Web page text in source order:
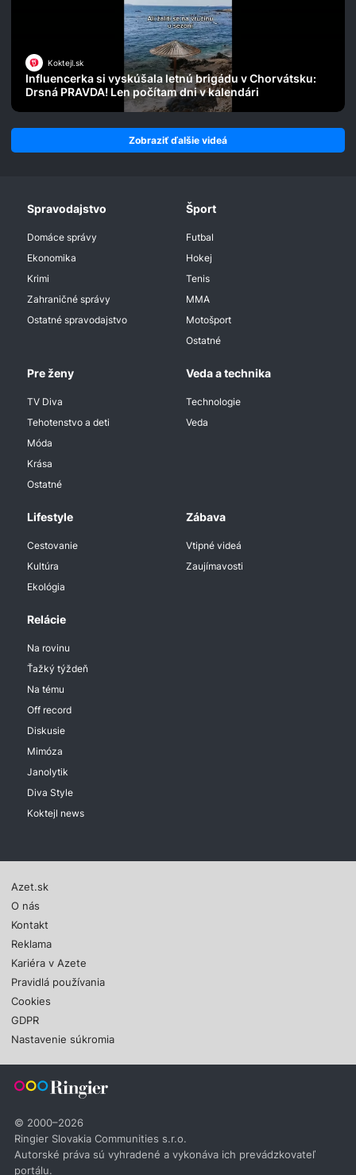
Koktejl.sk
Influencerka si vyskúšala letnú brigádu v Chorvátsku:
Drsná PRAVDA! Len počítam dni v kalendári
Zobraziť ďalšie videá
Spravodajstvo
Domáce správy
Ekonomika
Krimi
Zahraničné správy
Ostatné spravodajstvo
Šport
Futbal
Hokej
Tenis
MMA
Motošport
Ostatné
Pre ženy
TV Diva
Tehotenstvo a deti
Móda
Krása
Ostatné
Veda a technika
Technologie
Veda
Lifestyle
Cestovanie
Kultúra
Ekológia
Zábava
Vtipné videá
Zaujímavosti
Relácie
Na rovinu
Ťažký týždeň
Na tému
Off record
Diskusie
Mimóza
Janolytik
Diva Style
Koktejl news
Azet.sk
O nás
Kontakt
Reklama
Kariéra v Azete
Pravidlá používania
Cookies
GDPR
Nastavenie súkromia
© 2000–2026
Ringier Slovakia Communities s.r.o.
Autorské práva sú vyhradené a vykonáva ich prevádzkovateľ
portálu.